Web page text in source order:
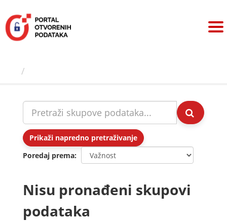
sadržaj
Prikaži napredno pretraživanje
Poredaj prema
Nisu pronađeni skupovi
podataka